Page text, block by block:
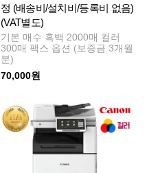
정 (배송비/설치비/등록비 없음)
(VAT별도)
기본 매수 흑백 2000매 컬러
300매 팩스 옵션 (보증금 3개월
분)
70,000원